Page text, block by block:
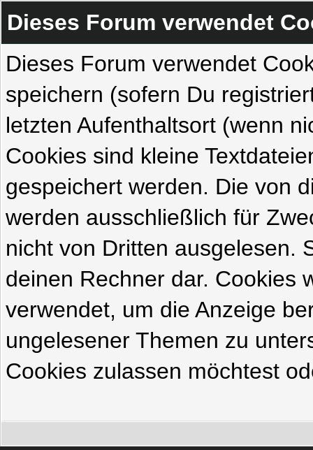
Dieses Forum verwendet
Dieses Forum verwendet
speichern (sofern Du
letzten Aufenthaltsort (wenn
Cookies sind kleine
gespeichert werden. Die von
werden ausschließlich für
nicht von Dritten ausgelesen.
deinen Rechner dar. Cookies
verwendet, um die Anzeige
ungelesener Themen zu
Cookies zulassen möchtest